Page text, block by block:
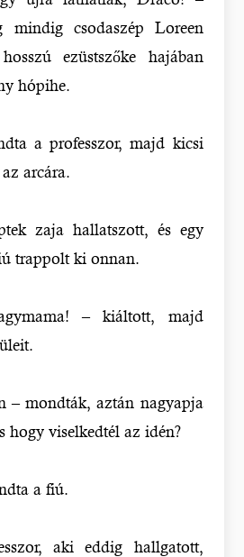
mindig csodaszép Loreen
ezüstszőke hajában
hópihe.
a professzor, majd kicsi
arcára.
zaja hallatszott, és egy
trappolt ki onnan.
– kiáltott, majd
– mondták, aztán nagyapja
hogy viselkedtél az idén?
a fiú.
aki eddig hallgatott,